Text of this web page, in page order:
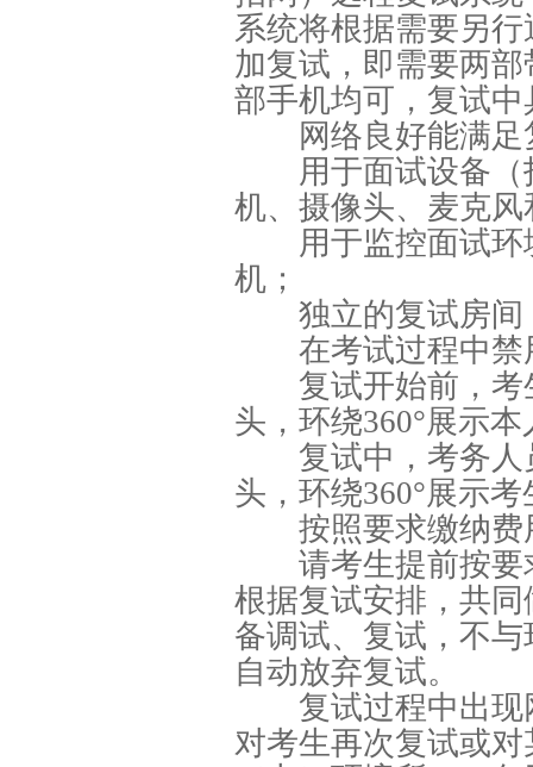
系统将根据需要另
加复试，即需要两
部手机均可，复试
网络良好能满足
用于面试设备（
机、摄像头、麦克
用于监控面试环
机；
独立的复试房间
在考试过程中禁
复试开始前，考
头，环绕360°展示
复试中，考务人
头，环绕360°展示
按照要求缴纳费
请考生提前按要
根据复试安排，共
备调试、复试，不
自动放弃复试。
复试过程中出现
对考生再次复试或